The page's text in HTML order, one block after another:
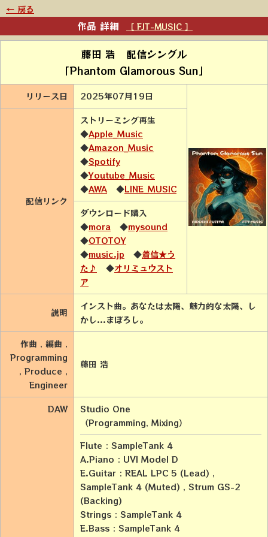
← 戻る
作品 詳細 ［ FJT-MUSIC ］
藤田 浩 配信シングル
「Phantom Glamorous Sun」
リリース日 2025年07月19日
配信リンク
ストリーミング再生
◆Apple_Music
◆Amazon_Music
◆Spotify
◆Youtube_Music
◆AWA ◆LINE_MUSIC
ダウンロード購入
◆mora ◆mysound
◆OTOTOY
◆music.jp ◆着信★う
た♪
◆オリミュウスト
ア
説明
インスト曲。あなたは太陽、魅力的な太陽、し
かし...まぼろし。
作曲 , 編曲 ,
Programming
, Produce ,
Engineer
藤田 浩
DAW
Studio One
（Programming, Mixing）
Flute : SampleTank 4
A.Piano : UVI Model D
E.Guitar : REAL LPC 5 (Lead) ,
SampleTank 4 (Muted) , Strum GS-2
(Backing)
Strings : SampleTank 4
E.Bass : SampleTank 4